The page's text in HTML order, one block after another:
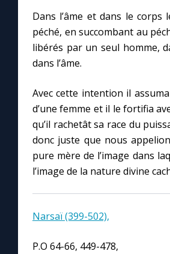
Faire un don
Marie de Nazareth
Dans l’âme et dans le corps
péché, en succombant au
libérés par un seul homme,
dans l’âme.
Avec cette intention il
d’une femme et il le fortifia
qu’il rachetât sa race du
donc juste que nous
pure mère de l’image dans
l’image de la nature divine
Narsaï (399-502),
P.O 64-66, 449-478,